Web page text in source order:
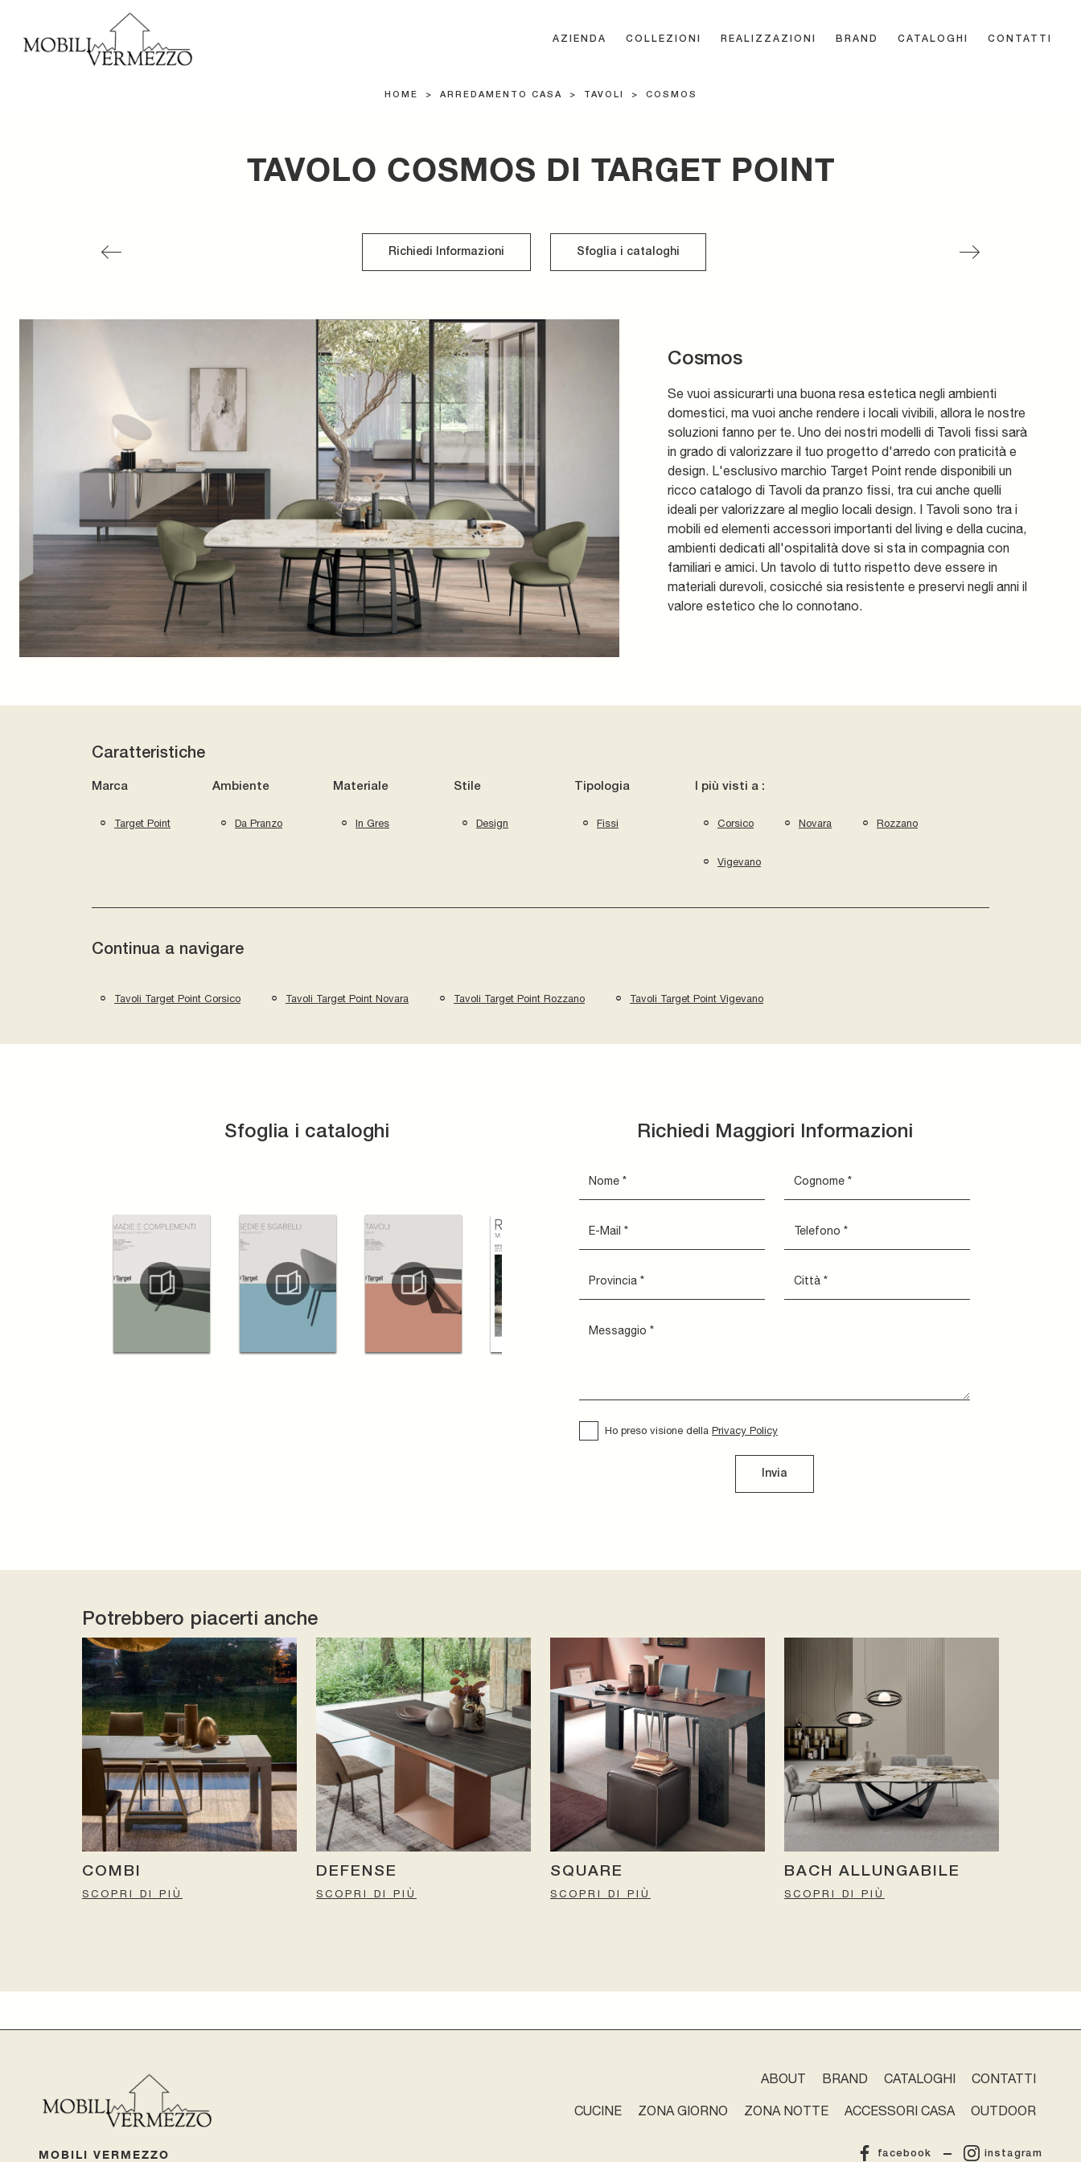
AZIENDA COLLEZIONI REALIZZAZIONI BRAND CATALOGHI CONTATTI
HOME > ARREDAMENTO CASA > TAVOLI > COSMOS
TAVOLO COSMOS DI TARGET POINT
Richiedi Informazioni Sfoglia i cataloghi
Cosmos
Se vuoi assicurarti una buona resa estetica negli ambienti
domestici, ma vuoi anche rendere i locali vivibili, allora le nostre
soluzioni fanno per te. Uno dei nostri modelli di Tavoli fissi sarà
in grado di valorizzare il tuo progetto d'arredo con praticità e
design. L'esclusivo marchio Target Point rende disponibili un
ricco catalogo di Tavoli da pranzo fissi, tra cui anche quelli
ideali per valorizzare al meglio locali design. I Tavoli sono tra i
mobili ed elementi accessori importanti del living e della cucina,
ambienti dedicati all'ospitalità dove si sta in compagnia con
familiari e amici. Un tavolo di tutto rispetto deve essere in
materiali durevoli, cosicché sia resistente e preservi negli anni il
valore estetico che lo connotano.
Caratteristiche
Marca
Target Point
Ambiente
Da Pranzo
Materiale
In Gres
Stile
Design
Tipologia
Fissi
I più visti a :
Corsico Novara Rozzano
Vigevano
Continua a navigare
Tavoli Target Point Corsico Tavoli Target Point Novara Tavoli Target Point Rozzano Tavoli Target Point Vigevano
Sfoglia i cataloghi Richiedi Maggiori Informazioni
Ho preso visione della Privacy Policy
Invia
Potrebbero piacerti anche
COMBI
SCOPRI DI PIÙ
DEFENSE
SCOPRI DI PIÙ
SQUARE
SCOPRI DI PIÙ
BACH ALLUNGABILE
SCOPRI DI PIÙ
ABOUT BRAND CATALOGHI CONTATTI
CUCINE ZONA GIORNO ZONA NOTTE ACCESSORI CASA OUTDOOR
MOBILI VERMEZZO facebook instagram